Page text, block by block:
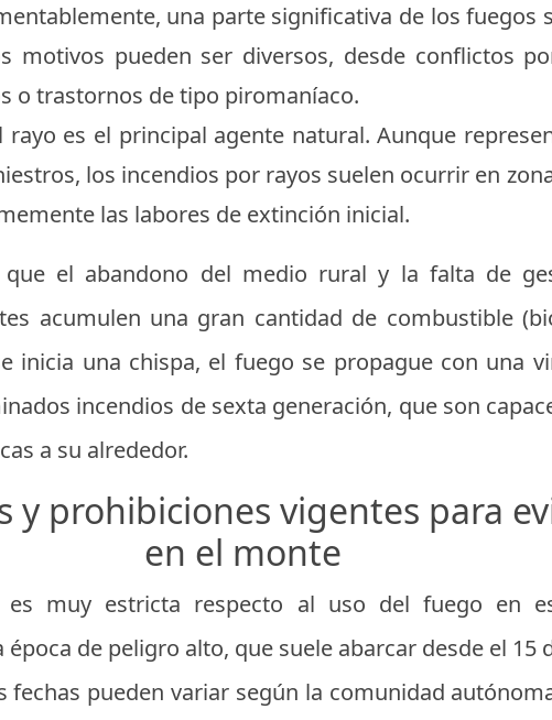
una parte significativa de los fuegos
motivos pueden ser diversos, desde conflictos
o trastornos de tipo piromaníaco.
rayo es el principal agente natural. Aunque
los incendios por rayos suelen ocurrir en
las labores de extinción inicial.
que el abandono del medio rural y la falta de
acumulen una gran cantidad de combustible
inicia una chispa, el fuego se propague con una
incendios de sexta generación, que son
a su alrededor.
y prohibiciones vigentes para
en el monte
es muy estricta respecto al uso del fuego en
de peligro alto, que suele abarcar desde el 15
fechas pueden variar según la comunidad